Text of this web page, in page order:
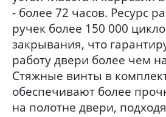
- более 72 часов. Ресурс
ручек более 150 000
закрывания, что
работу двери более чем
Стяжные винты в
обеспечивают более
на полотне двери,